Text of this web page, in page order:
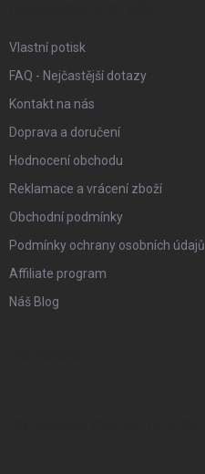
Vlastní potisk
FAQ - Nejčastější dotazy
Kontakt na nás
Doprava a doručení
Hodnocení obchodu
Reklamace a vrácení zboží
Obchodní podmínky
Podmínky ochrany osobních údajů
Affiliate program
Náš Blog